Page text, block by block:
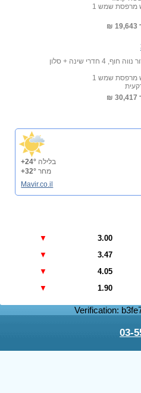
03-
19,643 ₪
4 חדרי שינה + סלון
30,417 ₪
בלילה +24°
מחר +32°
Mavir.co.il
3.00
▼
3.47
▼
4.05
▼
1.90
▼
Verification: